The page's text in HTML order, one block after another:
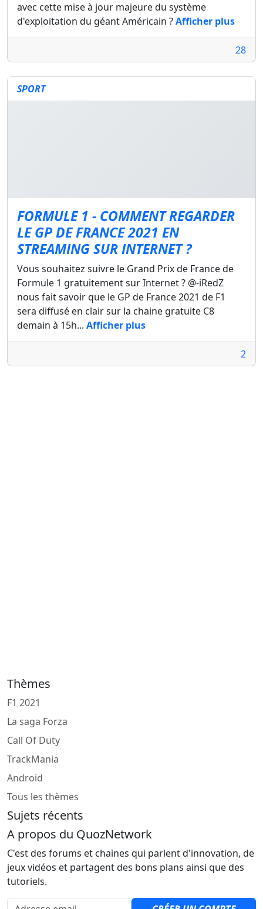
avec cette mise à jour majeure du système
d'exploitation du géant Américain ?Afficher plus
28
SPORT
FORMULE 1 - COMMENT REGARDER
LE GP DE FRANCE 2021 EN
STREAMING SUR INTERNET ?
Vous souhaitez suivre le Grand Prix de France de
Formule 1 gratuitement sur Internet ? @-iRedZ
nous fait savoir que le GP de France 2021 de F1
sera diffusé en clair sur la chaine gratuite C8
demain à 15h... Afficher plus
2
Thèmes
F1 2021
La saga Forza
Call Of Duty
TrackMania
Android
Tous les thèmes
Sujets récents
A propos du QuozNetwork
C'est des forums et chaines qui parlent d'innovation, de
jeux vidéos et partagent des bons plans ainsi que des
tutoriels.
Adresse email